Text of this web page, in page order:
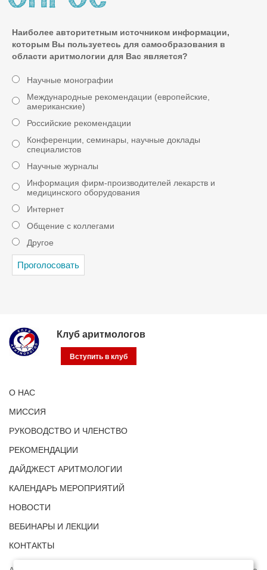
Наиболее авторитетным источником информации,
которым Вы пользуетесь для самообразования в
области аритмологии для Вас является?
Научные монографии
Международные рекомендации (европейские,
американские)
Российские рекомендации
Конференции, семинары, научные доклады
специалистов
Научные журналы
Информация фирм-производителей лекарств и
медицинского оборудования
Интернет
Общение с коллегами
Другое
Клуб аритмологов
Вступить в клуб
О НАС
МИССИЯ
РУКОВОДСТВО И ЧЛЕНСТВО
РЕКОМЕНДАЦИИ
ДАЙДЖЕСТ АРИТМОЛОГИИ
КАЛЕНДАРЬ МЕРОПРИЯТИЙ
НОВОСТИ
ВЕБИНАРЫ И ЛЕКЦИИ
КОНТАКТЫ